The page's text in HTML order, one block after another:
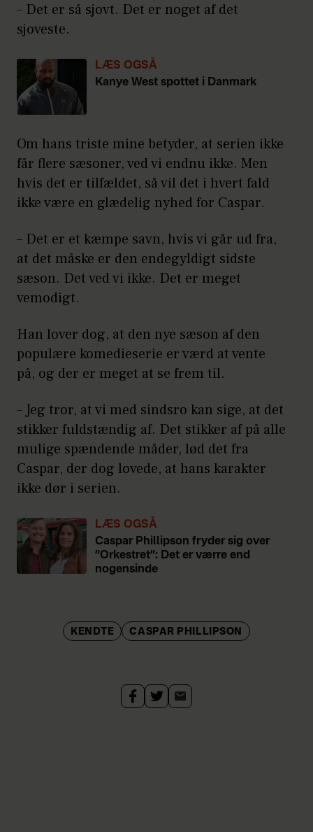
– Det er så sjovt. Det er noget af det
sjoveste.
LÆS OGSÅ
Kanye West spottet i Danmark
Om hans triste mine betyder, at serien ikke
får flere sæsoner, ved vi endnu ikke. Men
hvis det er tilfældet, så vil det i hvert fald
ikke være en glædelig nyhed for Caspar.
– Det er et kæmpe savn, hvis vi går ud fra,
at det måske er den endegyldigt sidste
sæson. Det ved vi ikke. Det er meget
vemodigt.
Han lover dog, at den nye sæson af den
populære komedieserie er værd at vente
på, og der er meget at se frem til.
– Jeg tror, at vi med sindsro kan sige, at det
stikker fuldstændig af. Det stikker af på alle
mulige spændende måder, lød det fra
Caspar, der dog lovede, at hans karakter
ikke dør i serien.
LÆS OGSÅ
Caspar Phillipson fryder sig over
”Orkestret”: Det er værre end
nogensinde
KENDTE CASPAR PHILLIPSON